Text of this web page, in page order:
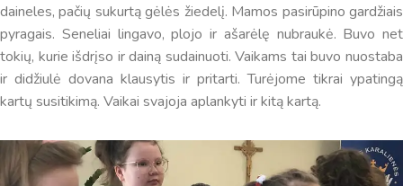
daineles, pačių sukurtą gėlės žiedelį. Mamos pasirūpino gardžiais
pyragais. Seneliai lingavo, plojo ir ašarėlę nubraukė. Buvo net
tokių, kurie išdrįso ir dainą sudainuoti. Vaikams tai buvo nuostaba
ir didžiulė dovana klausytis ir pritarti. Turėjome tikrai ypatingą
kartų susitikimą. Vaikai svajoja aplankyti ir kitą kartą.
Virtualus asistentas E. Balsio gimnazijos DI